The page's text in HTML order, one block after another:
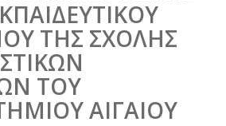
ΤΗΣ ΣΧΟΛΗΣ
ΤΟΥ
ΑΙΓΑΙΟΥ